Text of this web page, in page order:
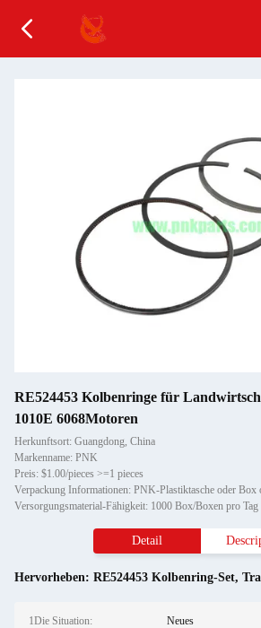
RE524453 Kolbenringe für
1010E 6068Motoren
Herkunftsort: Guangdong, China
Markenname: PNK
Preis: $1.00/pieces >=1 pieces
Verpackung Informationen: PNK-Plastiktasche oder Box
Versorgungsmaterial-Fähigkeit: 1000 Box/Boxen pro Tag
Detail
Hervorheben: RE524453 Kolbenring-Set,
1Die Situation: Neues